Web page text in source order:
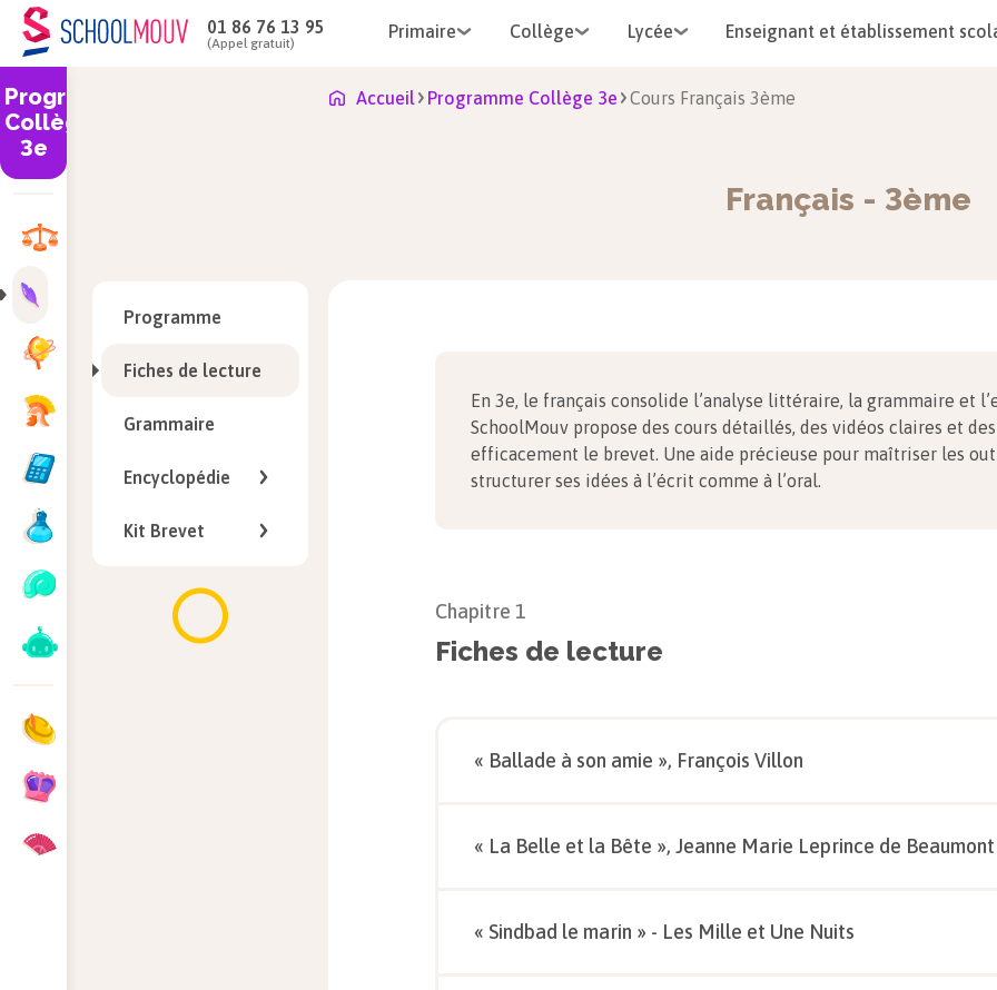
01 86 76 13 95
(Appel gratuit)
Primaire Collège Lycée Enseignant et établissement
Programme
Collège
3e
Programme
Fiches de lecture
Grammaire
Encyclopédie
Kit Brevet
Accueil Programme Collège 3e Cours Français 3ème
Français - 3ème
En 3e, le français consolide l’analyse littéraire, la grammaire et
SchoolMouv propose des cours détaillés, des vidéos claires et
efficacement le brevet. Une aide précieuse pour maîtriser les
structurer ses idées à l’écrit comme à l’oral.
Chapitre 1
Fiches de lecture
« Ballade à son amie », François Villon
« La Belle et la Bête », Jeanne Marie Leprince de Beaumont
« Sindbad le marin » - Les Mille et Une Nuits